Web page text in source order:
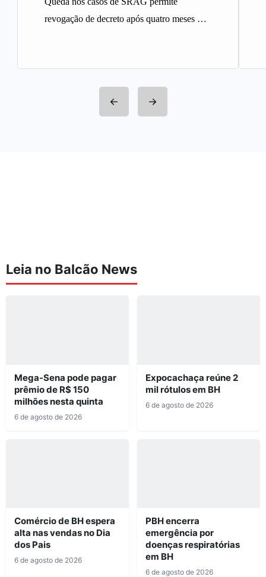
revogação de decreto após quatro meses A
Leia no Balcão News
Mega-Sena pode pagar
prêmio de R$ 150
milhões nesta quinta
6 de agosto de 2026
Expocachaça reúne 2
mil rótulos em BH
6 de agosto de 2026
Comércio de BH espera
alta nas vendas no Dia
dos Pais
6 de agosto de 2026
PBH encerra
emergência por
doenças respiratórias
em BH
6 de agosto de 2026